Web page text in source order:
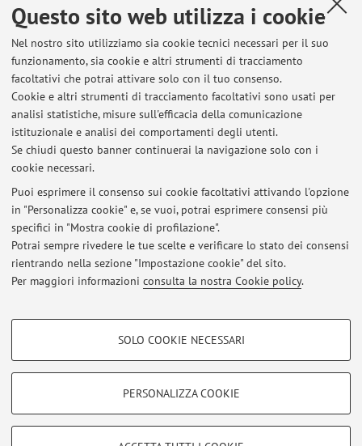
Questo sito web utilizza i cookie
Nel nostro sito utilizziamo sia cookie tecnici necessari per il suo
funzionamento, sia cookie e altri strumenti di tracciamento
facoltativi che potrai attivare solo con il tuo consenso.
Cookie e altri strumenti di tracciamento facoltativi sono usati per
analisi statistiche, misure sull'efficacia della comunicazione
istituzionale e analisi dei comportamenti degli utenti.
Se chiudi questo banner continuerai la navigazione solo con i
cookie necessari.
Puoi esprimere il consenso sui cookie facoltativi attivando l'opzione
in "Personalizza cookie" e, se vuoi, potrai esprimere consensi più
specifici in "Mostra cookie di profilazione".
Potrai sempre rivedere le tue scelte e verificare lo stato dei consensi
rientrando nella sezione "Impostazione cookie" del sito.
Per maggiori informazioni consulta la nostra Cookie policy.
COOKIE DI PROFILAZIONE - FACOLTATIVI
SOLO COOKIE NECESSARI
PERSONALIZZA COOKIE
Appelli
d'esame
Insegnamenti
Anno Accademico
Non sono presenti attività didattiche per l'A.A. 2026-2027
Ultimi avvisi
Al momento non sono presenti avvisi.
Area riservata
Accedi tramiteloginper gestire tutti i contenuti del sito.